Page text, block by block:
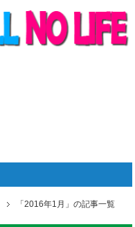
「2016年1月」の記事一覧